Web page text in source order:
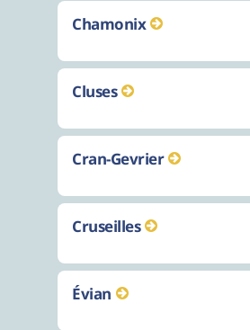
Chamonix
Cluses
Cran-Gevrier
Cruseilles
Évian